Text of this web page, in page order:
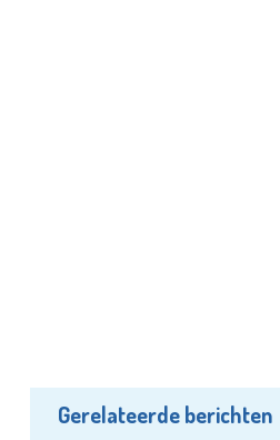
Gerelateerde berichten